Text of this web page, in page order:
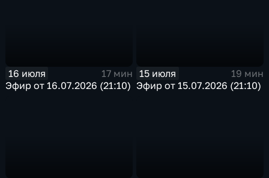
16 июля
17 мин
Эфир от 16.07.2026 (21:10)
15 июля
19 мин
Эфир от 15.07.2026 (21:10)